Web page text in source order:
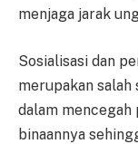
menjaga jarak
Sosialisasi dan
merupakan salah
dalam mencegah
binaannya